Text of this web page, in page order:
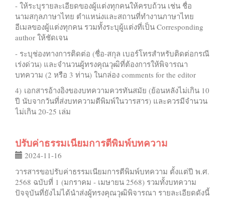
- ให้ระบุรายละเอียดของผู้แต่งทุกคนให้ครบถ้วน เช่น ชื่อ
นามสกุลภาษาไทย ตำแหน่งและสถานที่ทำงานภาษาไทย
อีเมลของผู้แต่งทุกคน รวมทั้งระบุผู้แต่งที่เป็น Corresponding
author ให้ชัดเจน
- ระบุช่องทางการติดต่อ (ชื่อ-สกุล เบอร์โทรสำหรับติดต่อกรณี
เร่งด่วน) และจำนวนผู้ทรงคุณวุฒิที่ต้องการให้พิจารณา
บทความ (2 หรือ 3 ท่าน) ในกล่อง comments for the editor
4) เอกสารอ้างอิงของบทความควรทันสมัย (ย้อนหลังไม่เกิน 10
ปี นับจากวันที่ส่งบทความตีพิมพ์ในวารสาร) และควรมีจำนวน
ไม่เกิน 20-25 เล่ม
ปรับค่าธรรมเนียมการตีพิมพ์บทความ
2024-11-16
วารสารขอปรับค่าธรรมเนียมการตีพิมพ์บทความ ตั้งแต่ปี พ.ศ.
2568 ฉบับที่ 1 (มกราคม - เมษายน 2568) รวมทั้งบทความ
ปัจจุบันที่ยังไม่ได้นำส่งผู้ทรงคุณวุฒิพิจารณา รายละเอียดดังนี้